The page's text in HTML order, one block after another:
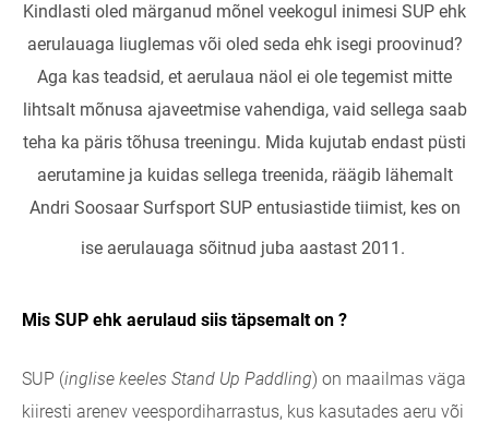
Kindlasti oled märganud mõnel veekogul inimesi SUP ehk
aerulauaga liuglemas või oled seda ehk isegi proovinud?
Aga kas teadsid, et aerulaua näol ei ole tegemist mitte
lihtsalt mõnusa ajaveetmise vahendiga, vaid sellega saab
teha ka päris tõhusa treeningu. Mida kujutab endast püsti
aerutamine ja kuidas sellega treenida, räägib lähemalt
Andri Soosaar Surfsport SUP entusiastide tiimist, kes on
ise aerulauaga sõitnud juba aastast 2011.
Mis SUP ehk aerulaud siis täpsemalt on ?
SUP (inglise keeles Stand Up Paddling) on maailmas väga
kiiresti arenev veespordiharrastus, kus kasutades aeru või